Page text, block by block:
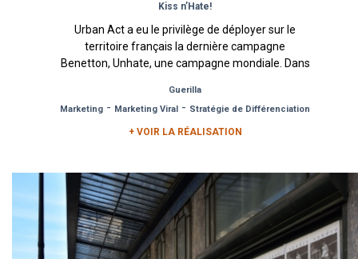
Kiss n’Hate!
Urban Act a eu le privilège de déployer sur le
territoire français la dernière campagne
Benetton, Unhate, une campagne mondiale. Dans
Guerilla
Marketing - Marketing Viral - Stratégie de Différenciation
+ VOIR LA RÉALISATION